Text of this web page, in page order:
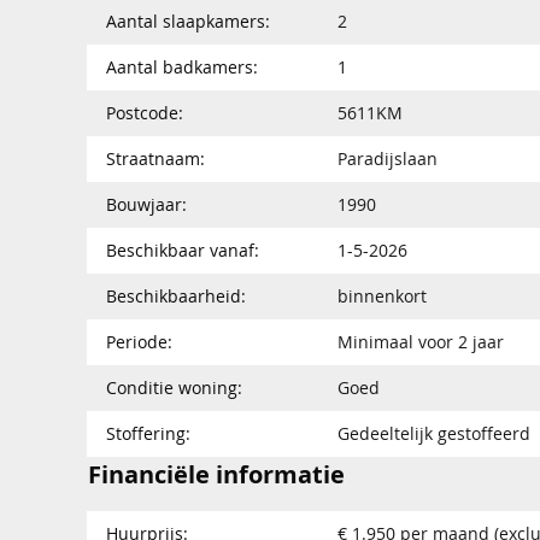
Aantal slaapkamers:
2
Aantal badkamers:
1
Postcode:
5611KM
Straatnaam:
Paradijslaan
Bouwjaar:
1990
Beschikbaar vanaf:
1-5-2026
Beschikbaarheid:
binnenkort
Periode:
Minimaal voor 2 jaar
Conditie woning:
Goed
Stoffering:
Gedeeltelijk gestoffeerd
Financiële informatie
Huurprijs:
€ 1.950 per maand